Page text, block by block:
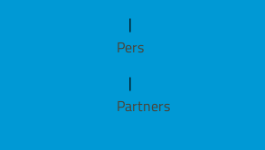
|
Pers
|
Partners